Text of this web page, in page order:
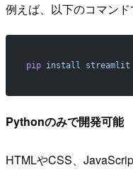
例えば、以下のコマンド
pip install streamlit
Pythonのみで開発可能
HTMLやCSS、